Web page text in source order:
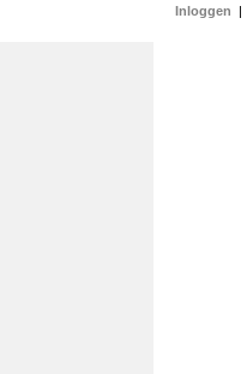
Inloggen |